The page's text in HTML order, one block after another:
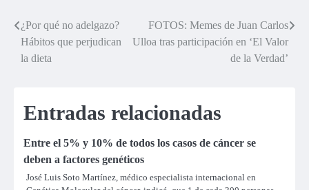
Navegación
de
¿Por qué no adelgazo?
Hábitos que perjudican
la dieta
FOTOS: Memes de Juan Carlos
Ulloa tras participación en ‘El Valor
de la Verdad’
Entradas relacionadas
Entre el 5% y 10% de todos los casos de cáncer se
deben a factores genéticos
José Luis Soto Martínez, médico especialista internacional en